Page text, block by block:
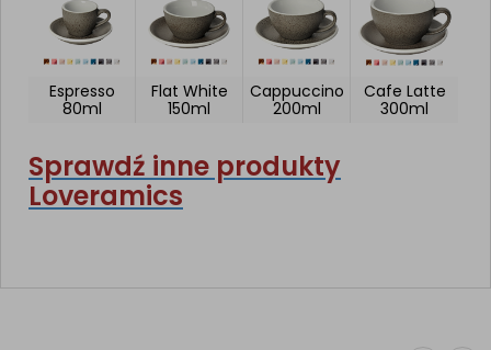
Espresso
80ml
Flat White
150ml
Cappuccino
200ml
Cafe Latte
300ml
Sprawdź inne produkty
Loveramics